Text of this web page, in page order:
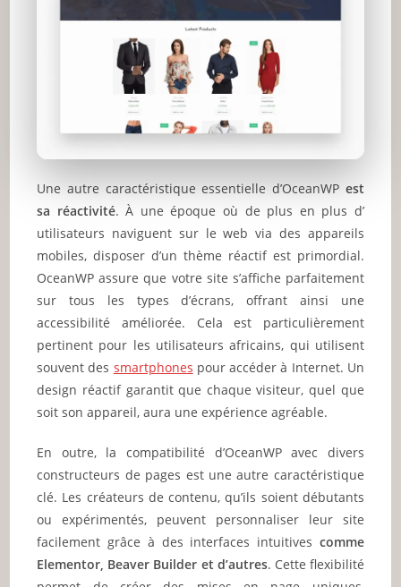
Une autre caractéristique essentielle d’OceanWP est
sa réactivité. À une époque où de plus en plus d’
utilisateurs naviguent sur le web via des appareils
mobiles, disposer d’un thème réactif est primordial.
OceanWP assure que votre site s’affiche parfaitement
sur tous les types d’écrans, offrant ainsi une
accessibilité améliorée. Cela est particulièrement
pertinent pour les utilisateurs africains, qui utilisent
souvent des smartphones pour accéder à Internet. Un
design réactif garantit que chaque visiteur, quel que
soit son appareil, aura une expérience agréable.
En outre, la compatibilité d’OceanWP avec divers
constructeurs de pages est une autre caractéristique
clé. Les créateurs de contenu, qu’ils soient débutants
ou expérimentés, peuvent personnaliser leur site
facilement grâce à des interfaces intuitives comme
Elementor, Beaver Builder et d’autres. Cette flexibilité